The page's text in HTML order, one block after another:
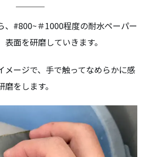
、#800~＃1000程度の耐水ペーパー
面を研磨していきます。
メージで、手で触ってなめらかに感
をします。